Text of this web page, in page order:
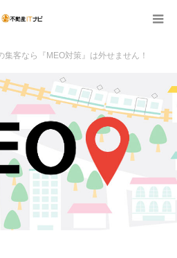
集客なら『MEO対策』は外せません！